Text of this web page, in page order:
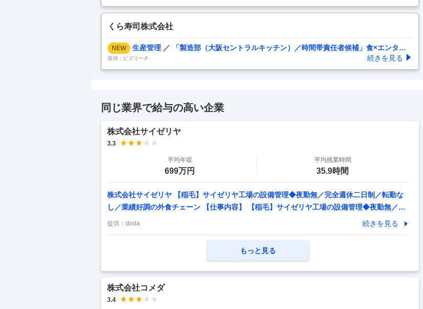
くら寿司株式会社
NEW
生産管理 ／ 「製造部（大阪セントラルキッチン）／時間帯責任者候補」食×エンター
テイメントの先駆者”くら寿司”
提供：ビズリーチ 続きを見る
同じ業界で給与の高い企業
株式会社サイゼリヤ
3.3
平均年収
699万円
平均残業時間
35.9時間
株式会社サイゼリヤ 【稲毛】サイゼリヤ工場の設備管理◆夜勤無／完全週休二日制／転勤な
し／業績好調の外食チェーン 【仕事内容】 【稲毛】サイゼリヤ工場の設備管理◆夜勤無／完
全週休二日制／転勤なし／業績好調の外食チェーン 【具体的な仕事内容】 【レストラン「サ
ーとなる設備保全・施設管理者を募集いたします。 ■業務内容 将来的にはリーダーとなる
提供： doda 続きを見る
もっと見る
株式会社コメダ
3.4